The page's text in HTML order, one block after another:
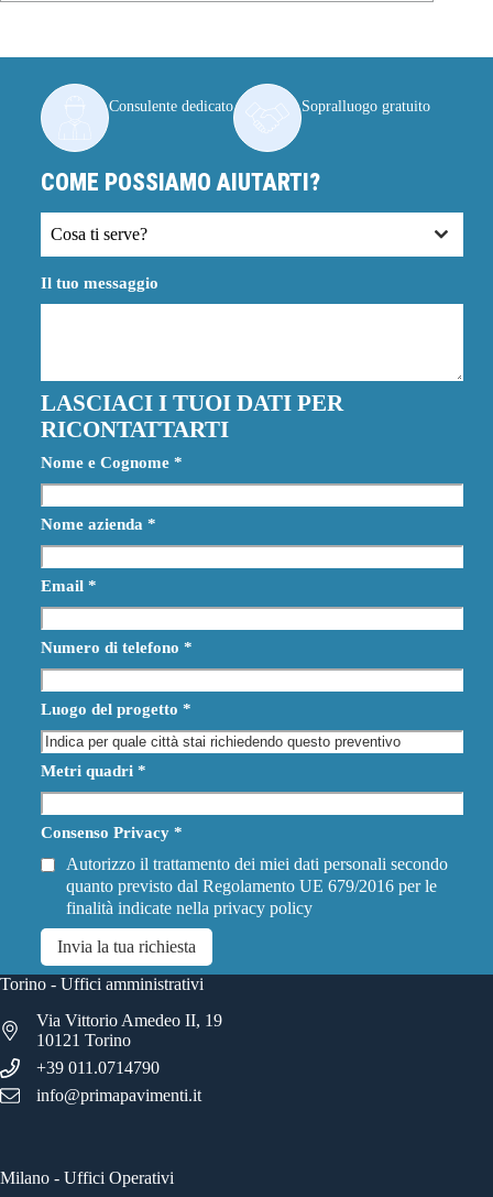
Consulente dedicato Sopralluogo gratuito
COME POSSIAMO AIUTARTI?
Cosa ti serve?
Il tuo messaggio
LASCIACI I TUOI DATI PER
RICONTATTARTI
Nome e Cognome *
Nome azienda *
Email *
Numero di telefono *
Luogo del progetto *
Metri quadri *
Consenso Privacy *
Autorizzo il trattamento dei miei dati personali secondo
quanto previsto dal Regolamento UE 679/2016 per le
finalità indicate nella privacy policy
Invia la tua richiesta
Torino - Uffici amministrativi
Via Vittorio Amedeo II, 19
10121 Torino
+39 011.0714790
info@primapavimenti.it
Milano - Uffici Operativi